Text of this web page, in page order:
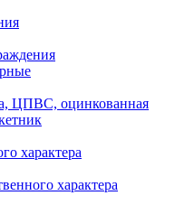
ЦПВС, оцинкованная
характера
характера